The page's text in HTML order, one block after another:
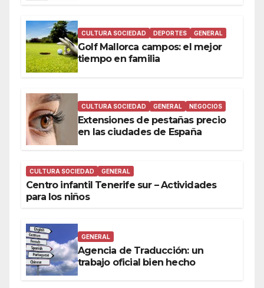
CULTURA SOCIEDAD DEPORTES GENERAL
Golf Mallorca campos: el mejor
tiempo en familia
CULTURA SOCIEDAD GENERAL NEGOCIOS
Extensiones de pestañas precio
en las ciudades de España
CULTURA SOCIEDAD GENERAL
Centro infantil Tenerife sur – Actividades
para los niños
GENERAL
Agencia de Traducción: un
trabajo oficial bien hecho